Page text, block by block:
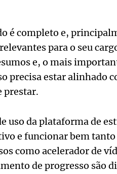
é completo e,
para o seu
e, o mais
precisa estar alinhado
prestar.
uso da plataforma de
e funcionar bem
como acelerador de
de progresso são